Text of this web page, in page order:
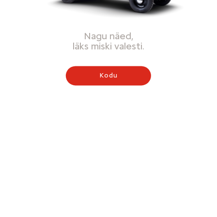
Nagu näed,
läks miski valesti.
Kodu